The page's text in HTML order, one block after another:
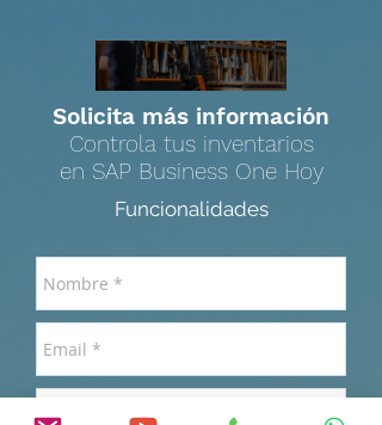
Solicita más información
Controla tus inventarios
en SAP Business One Hoy
Funcionalidades